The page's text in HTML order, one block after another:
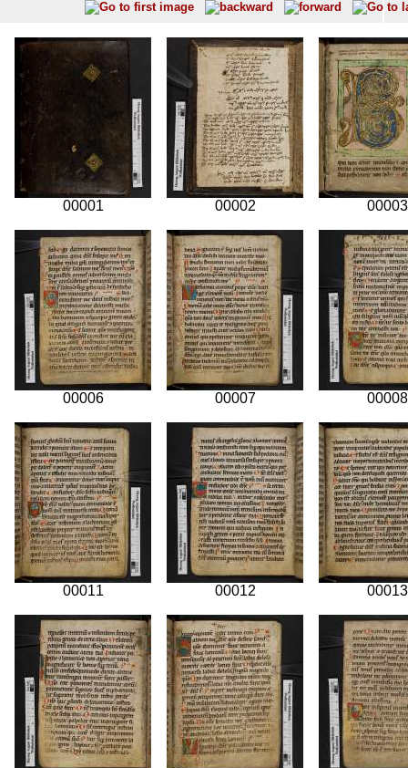
00001 00002 00003
00006 00007 00008
00011 00012 00013